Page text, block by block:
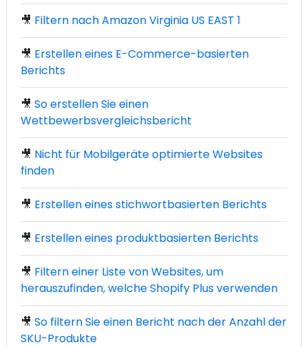
🎥 Filtern nach Amazon Virginia US EAST 1
🎥 Erstellen eines E-Commerce-basierten
Berichts
🎥 So erstellen Sie einen
Wettbewerbsvergleichsbericht
🎥 Nicht für Mobilgeräte optimierte Websites
finden
🎥 Erstellen eines stichwortbasierten Berichts
🎥 Erstellen eines produktbasierten Berichts
🎥 Filtern einer Liste von Websites, um
herauszufinden, welche Shopify Plus verwenden
🎥 So filtern Sie einen Bericht nach der Anzahl der
SKU-Produkte